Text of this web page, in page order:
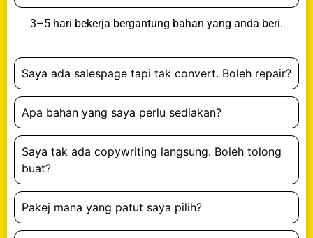
3–5 hari bekerja bergantung bahan yang anda beri.
Saya ada salespage tapi tak convert. Boleh repair?
Apa bahan yang saya perlu sediakan?
Saya tak ada copywriting langsung. Boleh tolong
buat?
Pakej mana yang patut saya pilih?